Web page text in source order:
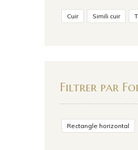
Cuir Simili cuir
Filtrer par
Rectangle horizontal